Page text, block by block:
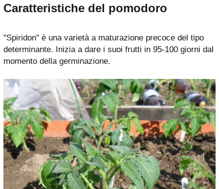
Caratteristiche del pomodoro
"Spiridon" è una varietà a maturazione precoce del tipo
determinante. Inizia a dare i suoi frutti in 95-100 giorni dal
momento della germinazione.